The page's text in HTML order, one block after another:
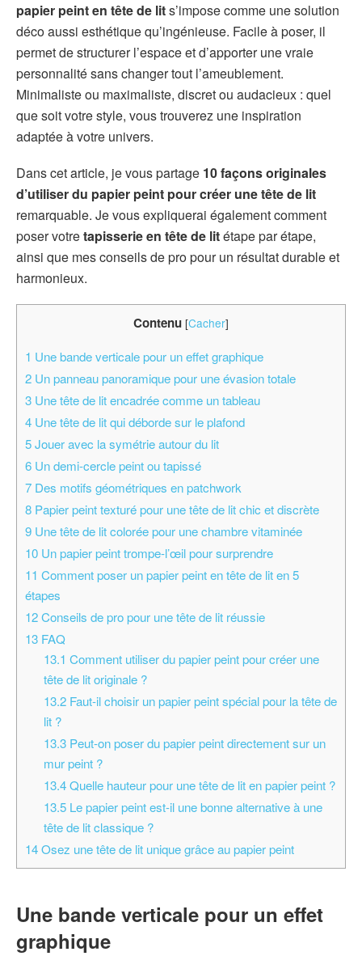
papier peint en tête de lits’impose comme une solution
déco aussi esthétique qu’ingénieuse. Facile à poser, il
permet de structurer l’espace et d’apporter une vraie
personnalité sans changer tout l’ameublement.
Minimaliste ou maximaliste, discret ou audacieux : quel
que soit votre style, vous trouverez une inspiration
adaptée à votre univers.
Dans cet article, je vous partage 10 façons originales
d’utiliser du papier peint pour créer une tête de lit
remarquable. Je vous expliquerai également comment
poser votretapisserie en tête de litétape par étape,
ainsi que mes conseils de pro pour un résultat durable et
harmonieux.
Contenu [Cacher]
1 Une bande verticale pour un effet graphique
2 Un panneau panoramique pour une évasion totale
3 Une tête de lit encadrée comme un tableau
4 Une tête de lit qui déborde sur le plafond
5Jouer avec la symétrie autour du lit
6 Un demi-cercle peint ou tapissé
7 Des motifs géométriques en patchwork
8 Papier peint texturé pour une tête de lit chic et discrète
9 Une tête de lit colorée pour une chambre vitaminée
10 Un papier peint trompe-l’œil pour surprendre
11 Comment poser un papier peint en tête de lit en 5
étapes
12Conseils de pro pour une tête de lit réussie
13 FAQ
13.1 Comment utiliser du papier peint pour créer une
tête de lit originale ?
13.2Faut-il choisir un papier peint spécial pour la tête de
lit ?
13.3Peut-on poser du papier peint directement sur un
mur peint ?
13.4Quelle hauteur pour une tête de lit en papier peint ?
13.5Le papier peint est-il une bonne alternative à une
tête de lit classique ?
14Osez une tête de lit unique grâce au papier peint
Une bande verticale pour un effet
graphique